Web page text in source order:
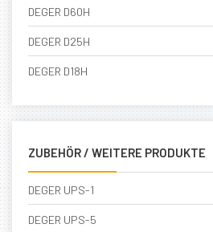
DEGER D60H
DEGER D25H
DEGER D18H
ZUBEHÖR / WEITERE PRODUKTE
DEGER UPS-1
DEGER UPS-5